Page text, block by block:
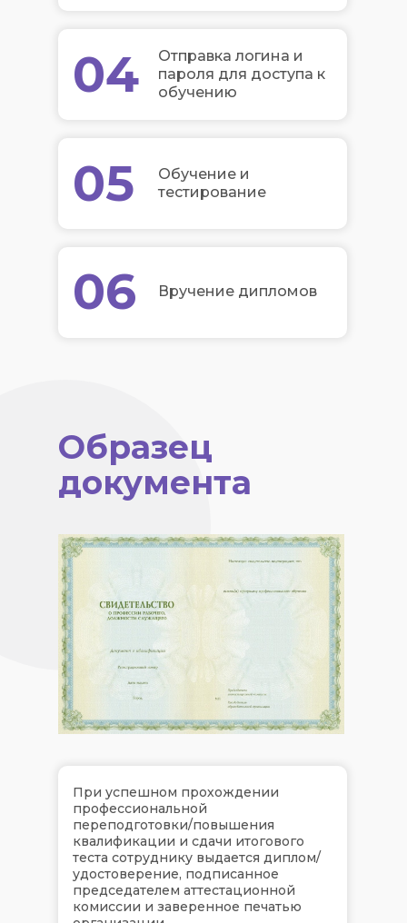
04
05
06
Отправка логина и
пароля для доступа к
обучению
Обучение и
тестирование
Вручение дипломов
Образец
документа
При успешном прохождении
профессиональной
переподготовки/повышения
квалификации и сдачи итогового
теста сотруднику выдается диплом/
удостоверение, подписанное
председателем аттестационной
комиссии и заверенное печатью